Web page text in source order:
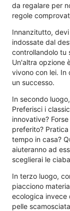
da regalare per
regole
Innanzitutto,
indossate dal
controllandolo tu
Un'altra opzione
vivono con lei. In
un successo.
In secondo
Preferisci i
innovative?
preferito?
tempo in casa?
aiuteranno ad
sceglierai le
In terzo luogo,
piacciono
ecologica invece
pelle